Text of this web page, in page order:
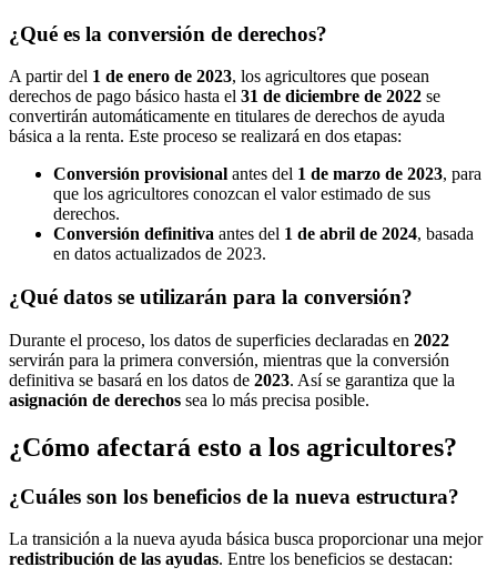
¿Qué es la conversión de derechos?
A partir del 1 de enero de 2023, los agricultores que posean
derechos de pago básico hasta el 31 de diciembre de 2022 se
convertirán automáticamente en titulares de derechos de ayuda
básica a la renta. Este proceso se realizará en dos etapas:
Conversión provisional antes del 1 de marzo de 2023, para
que los agricultores conozcan el valor estimado de sus
derechos.
Conversión definitiva antes del 1 de abril de 2024, basada
en datos actualizados de 2023.
¿Qué datos se utilizarán para la conversión?
Durante el proceso, los datos de superficies declaradas en 2022
servirán para la primera conversión, mientras que la conversión
definitiva se basará en los datos de 2023. Así se garantiza que la
asignación de derechos sea lo más precisa posible.
¿Cómo afectará esto a los agricultores?
¿Cuáles son los beneficios de la nueva estructura?
La transición a la nueva ayuda básica busca proporcionar una mejor
redistribución de las ayudas. Entre los beneficios se destacan: